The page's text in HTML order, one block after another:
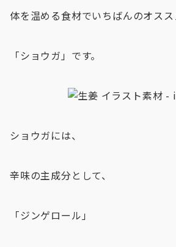
体を温める食材でいちばんのオス
「ショウガ」です。
ショウガには、
辛味の主成分として、
「ジンゲロール」